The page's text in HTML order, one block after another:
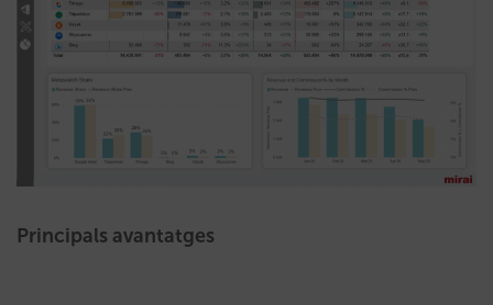
Principals avantatges